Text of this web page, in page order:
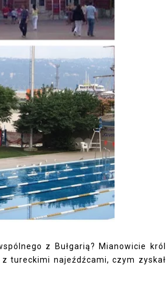
z Bułgarią? Mianowicie król
tureckimi najeźdźcami, czym zyskał